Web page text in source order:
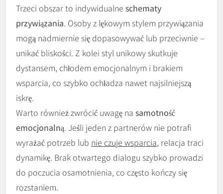
Trzeci obszar to indywidualne schematy
przywiązania. Osoby z lękowym stylem przywiązania
mogą nadmiernie się dopasowywać lub przeciwnie –
unikać bliskości. Z kolei styl unikowy skutkuje
dystansem, chłodem emocjonalnym i brakiem
wsparcia, co szybko ochładza nawet najsilniejszą
iskrę.
Warto również zwrócić uwagę na samotność
emocjonalną. Jeśli jeden z partnerów nie potrafi
wyrażać potrzeb lub nie czuje wsparcia, relacja traci
dynamikę. Brak otwartego dialogu szybko prowadzi
do poczucia osamotnienia, co często kończy się
rozstaniem.